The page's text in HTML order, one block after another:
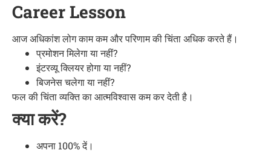
Career Lesson
आज अधिकांश लोग काम कम और परिणाम की चिंता अधिक करते हैं।
प्रमोशन मिलेगा या नहीं?
इंटरव्यू क्लियर होगा या नहीं?
बिजनेस चलेगा या नहीं?
फल की चिंता व्यक्ति का आत्मविश्वास कम कर देती है।
क्या करें?
अपना 100% दें।